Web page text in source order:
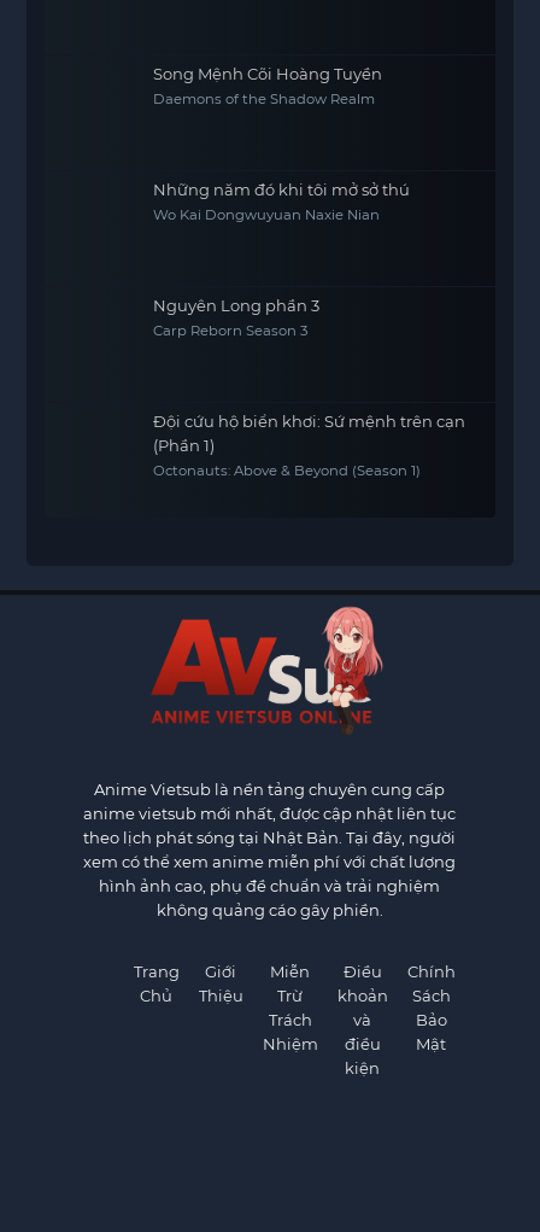
Song Mệnh Cõi Hoàng Tuyền
Daemons of the Shadow Realm
Những năm đó khi tôi mở sở thú
Wo Kai Dongwuyuan Naxie Nian
Nguyên Long phần 3
Carp Reborn Season 3
Đội cứu hộ biển khơi: Sứ mệnh trên cạn
(Phần 1)
Octonauts: Above & Beyond (Season 1)
Anime Vietsub là nền tảng chuyên cung cấp
anime vietsub mới nhất, được cập nhật liên tục
theo lịch phát sóng tại Nhật Bản. Tại đây, người
xem có thể xem anime miễn phí với chất lượng
hình ảnh cao, phụ đề chuẩn và trải nghiệm
không quảng cáo gây phiền.
Trang
Chủ
Giới
Thiệu
Miễn
Trừ
Trách
Nhiệm
Điều
khoản
và
điều
kiện
Chính
Sách
Bảo
Mật